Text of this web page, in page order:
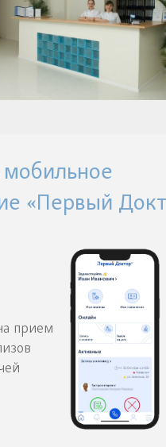
мобильное
«Первый
прием